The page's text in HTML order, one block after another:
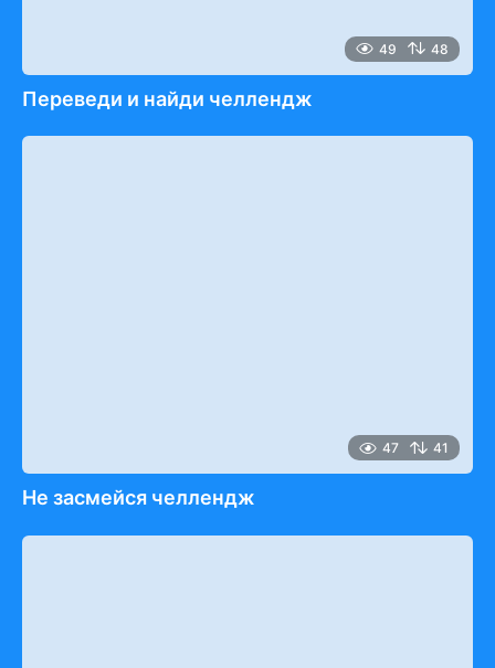
49 48
Переведи и найди челлендж
47 41
Не засмейся челлендж